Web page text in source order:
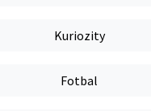
Kuriozity
Fotbal